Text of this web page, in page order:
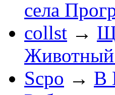
села
collst →
Scpo → В